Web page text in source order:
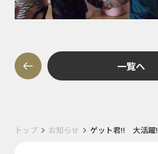
一覧へ
トップ お知らせ ゲット君!! 大活躍!